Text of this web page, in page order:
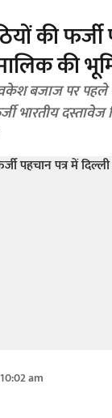
की फर्जी
की
बजाज पर पहले
भारतीय
am